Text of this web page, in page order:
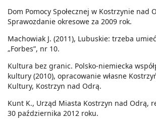
Dom Pomocy Społecznej w Kostrzynie nad
Sprawozdanie okresowe za 2009 rok.
Machowiak J. (2011), Lubuskie: trzeba
„Forbes”, nr 10.
Kultura bez granic. Polsko-niemiecka
kultury (2010), opracowanie własne
Kultury, Kostrzyn nad Odrą.
Kunt K., Urząd Miasta Kostrzyn nad Odrą,
30 października 2012 roku.